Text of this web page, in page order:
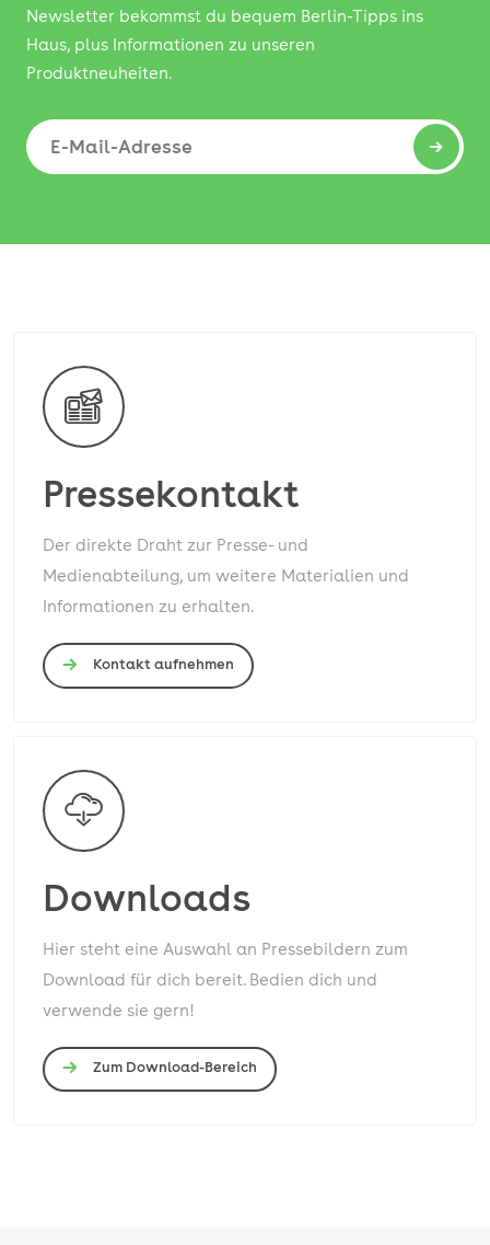
Newsletter bekommst du bequem Berlin-Tipps ins
Haus, plus Informationen zu unseren
Produktneuheiten.
Pressekontakt
Der direkte Draht zur Presse- und
Medienabteilung, um weitere Materialien und
Informationen zu erhalten.
Kontakt aufnehmen
Downloads
Hier steht eine Auswahl an Pressebildern zum
Download für dich bereit. Bedien dich und
verwende sie gern!
Zum Download-Bereich